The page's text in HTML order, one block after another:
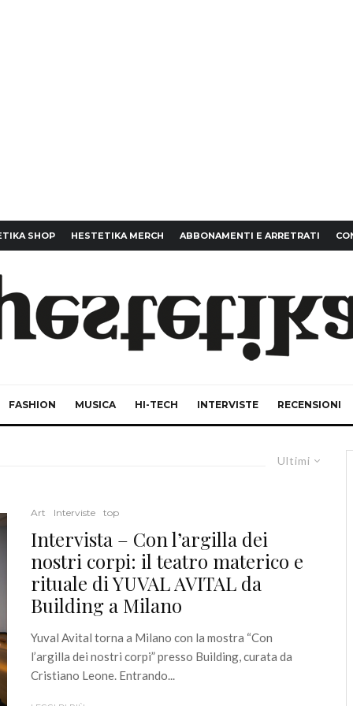
SHOP HESTETIKA MERCH ABBONAMENTI E ARRETRATI
FASHION MUSICA HI-TECH INTERVISTE RECENSIONI
Ultimi
Art Interviste top
Intervista – Con l’argilla dei
nostri corpi: il teatro materico e
rituale di YUVAL AVITAL da
Building a Milano
Yuval Avital torna a Milano con la mostra “Con
l’argilla dei nostri corpi” presso Building, curata da
Cristiano Leone. Entrando...